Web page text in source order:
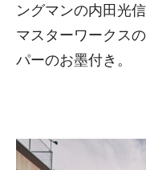
ングマンの内田光
マスターワークス
パーのお墨付き。